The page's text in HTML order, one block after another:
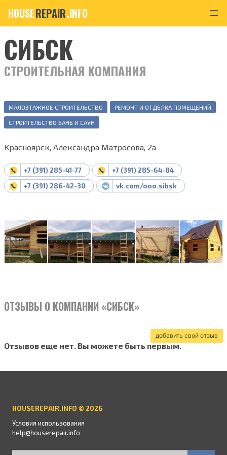
HOUSEREPAIR.INFO
СИБСК
СТРОИТЕЛЬНАЯ КОМПАНИЯ
МАЛОЭТАЖНОЕ СТРОИТЕЛЬСТВО РЕМОНТ И ОТДЕЛКА ПОМЕЩЕНИЙ
СТРОИТЕЛЬСТВО БАНЬ И САУН
Красноярск, Александра Матросова, 2а
+7 (391) 285-41-77
+7 (391) 285-64-84
+7 (391) 286-42-30
vk.com/ooo.sibsk
ОТЗЫВЫ О КОМПАНИИ «СИБСК»
добавить свой отзыв
Отзывов еще нет. Вы можете быть первым.
HOUSEREPAIR.INFO © 2026
Условия использования
help@houserepair.info